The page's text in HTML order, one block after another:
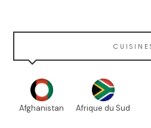
Afghanistan Afrique du Sud